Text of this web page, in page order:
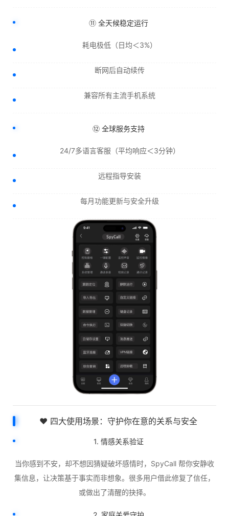
⑪ 全天候稳定运行
耗电极低（日均＜3%）
断网后自动续传
兼容所有主流手机系统
⑫ 全球服务支持
24/7多语言客服（平均响应＜3分钟）
远程指导安装
每月功能更新与安全升级
❤️ 四大使用场景：守护你在意的关系与安全
1. 情感关系验证
当你感到不安，却不想因猜疑破坏感情时，SpyCall 帮你安静收
集信息，让决策基于事实而非想象。很多用户借此修复了信任，
或做出了清醒的抉择。